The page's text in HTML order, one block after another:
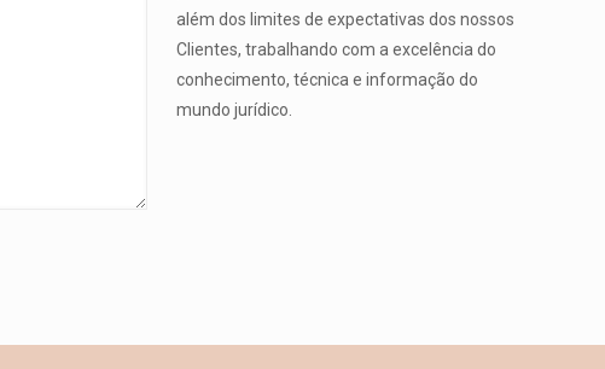
além dos limites de expectativas dos nossos
Clientes, trabalhando com a excelência do
conhecimento, técnica e informação do
mundo jurídico.